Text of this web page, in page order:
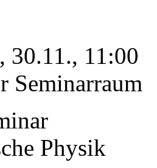
30.11., 11:00
Seminarraum
Physik